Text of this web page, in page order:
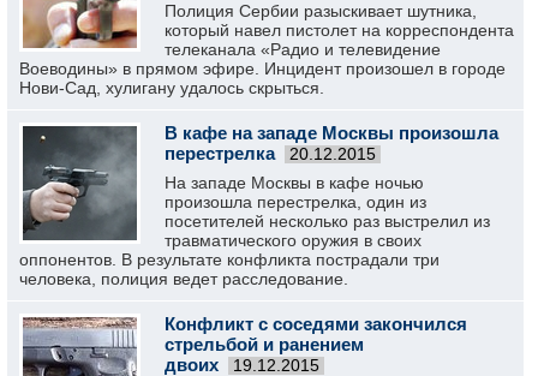
Полиция Сербии разыскивает шутника,
который навел пистолет на корреспондента
телеканала «Радио и телевидение
Воеводины» в прямом эфире. Инцидент произошел в городе
Нови-Сад, хулигану удалось скрыться.
В кафе на западе Москвы произошла
перестрелка
20.12.2015
На западе Москвы в кафе ночью
произошла перестрелка, один из
посетителей несколько раз выстрелил из
травматического оружия в своих
оппонентов. В результате конфликта пострадали три
человека, полиция ведет расследование.
Конфликт с соседями закончился
стрельбой и ранением
двоих
19.12.2015